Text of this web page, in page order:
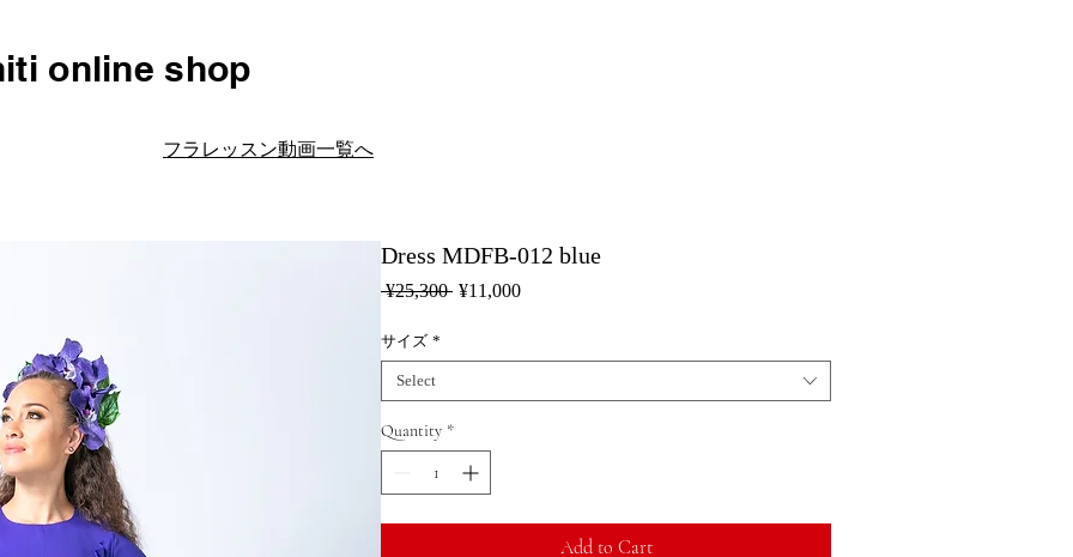
online shop
フラレッスン動画一覧へ
Dress MDFB-012 blue
¥25,300 Regular
¥11,000Sale
サイズ *
Select
Quantity *
Add to Cart